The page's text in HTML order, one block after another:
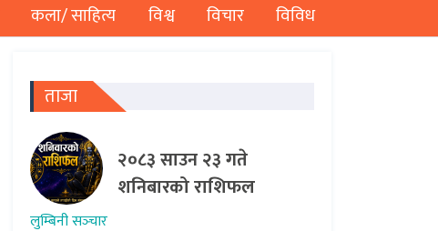
कला/ साहित्य विश्व विचार विविध
ताजा
२०८३ साउन २३ गते
शनिबारको राशिफल
लुम्बिनी सञ्‍चार